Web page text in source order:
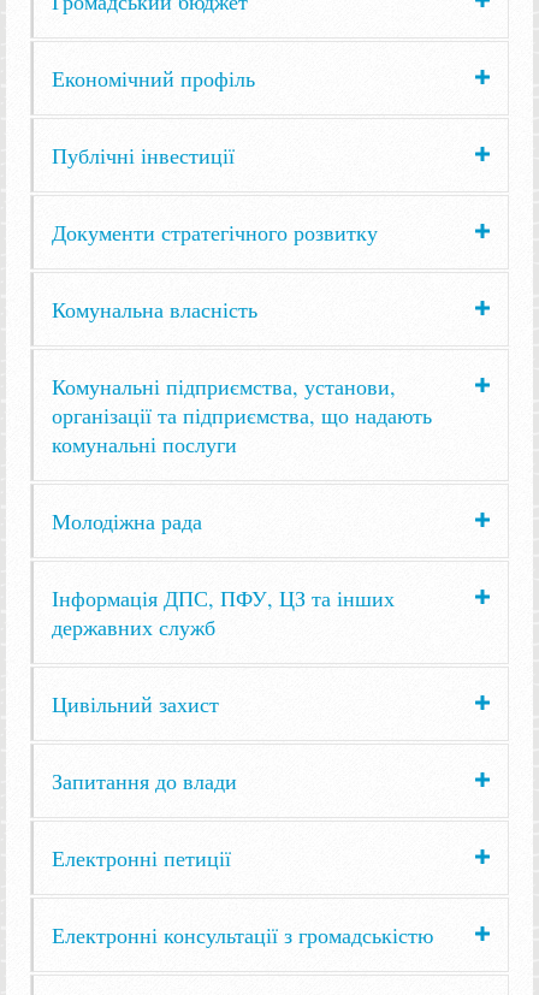
Економічний профіль
Публічні інвестиції
Документи стратегічного розвитку
Комунальна власність
Комунальні підприємства, установи,
організації та підприємства, що надають
комунальні послуги
Молодіжна рада
Інформація ДПС, ПФУ, ЦЗ та інших
державних служб
Цивільний захист
Запитання до влади
Електронні петиції
Електронні консультації з громадськістю